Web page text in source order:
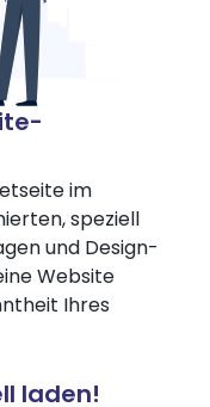
im
speziell
und Design-
Website
Ihres
laden!